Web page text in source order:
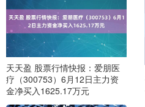
天天盈 股票行情快报：爱朋医
疗（300753）6月12日主力资
金净买入1625.17万元